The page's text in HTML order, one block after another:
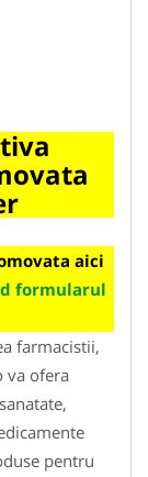
aici
formularul
farmacistii,
va ofera
pentru